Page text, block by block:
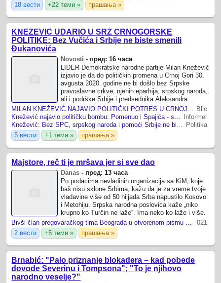
18 вести
+22 теми » прашања »
KNEŽEVIĆ UDARIO U SRŽ CRNOGORSKE
POLITIKE: Bez Vučića i Srbije ne biste smenili
Đukanovića
Novosti - пред: 16 часа
LIDER Demokratske narodne partije Milan Knežević
izjavio je da do političkih promena u Crnoj Gori 30.
avgusta 2020. godine ne bi došlo bez Srpske
pravoslavne crkve, njenih eparhija, srpskog naroda,
ali i podrške Srbije i predsednika Aleksandra
Vučića.
Blic
Informer
Politika
5 вести
+1 тема » прашања »
Majstore, reč ti je mršava jer si sve dao
Danas - пред: 13 часа
Po podacima nevladinih organizacija sa KiM, koje
baš nisu sklone Srbima, kažu da je za vreme tvoje
vladavine više od 50 hiljada Srba napustilo Kosovo
i Metohiju. Srpska narodna poslovica kaže „niko
krupno ko Turčin ne laže“. Ima neko ko laže i više.
021
2 вести
+5 теми » прашања »
Brnabić: "Palo priznanje blokadera – kad pobede
dovode Severinu i Tompsona"; "To je njihovo
narodno veselje?"